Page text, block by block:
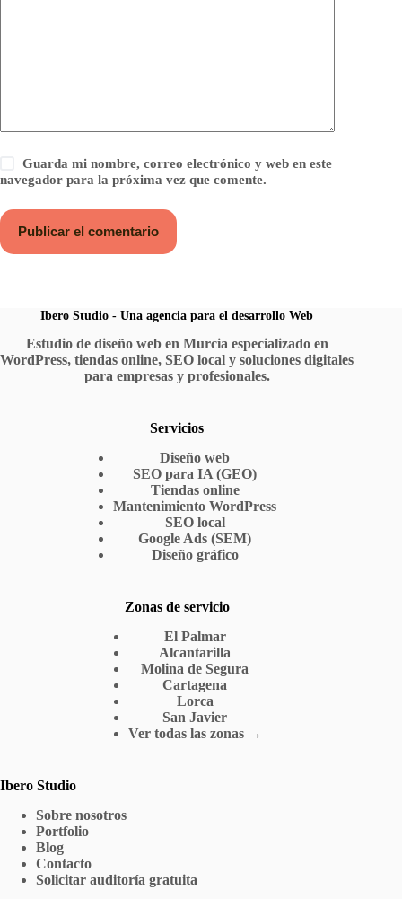
Guarda mi nombre, correo electrónico y web en este
navegador para la próxima vez que comente.
Publicar el comentario
Ibero Studio - Una agencia para el desarrollo Web
Estudio de diseño web en Murcia especializado en
WordPress, tiendas online, SEO local y soluciones digitales
para empresas y profesionales.
Servicios
Diseño web
SEO para IA (GEO)
Tiendas online
Mantenimiento WordPress
SEO local
Google Ads (SEM)
Diseño gráfico
Zonas de servicio
El Palmar
Alcantarilla
Molina de Segura
Cartagena
Lorca
San Javier
Ver todas las zonas →
Ibero Studio
Sobre nosotros
Portfolio
Blog
Contacto
Solicitar auditoría gratuita